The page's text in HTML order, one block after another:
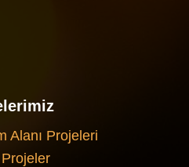
Alanı Projeleri